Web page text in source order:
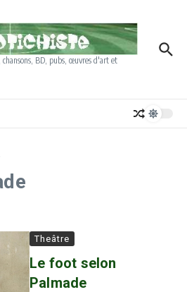
BD, pubs, œuvres d'art et
Theâtre
Le foot selon
Palmade